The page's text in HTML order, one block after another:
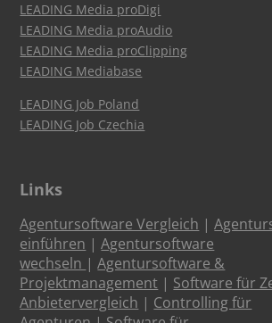
LEADING Media proDigi
LEADING Media proAudio
LEADING Media proClipping
LEADING Mediabase
LEADING Job Poland
LEADING Job Czechia
Links
Agentursoftware Vergleich |
einführen |Agentursoftware
wechseln |Agentursoftware &
Projektmanagement | Software für
Anbietervergleich | Controlling für